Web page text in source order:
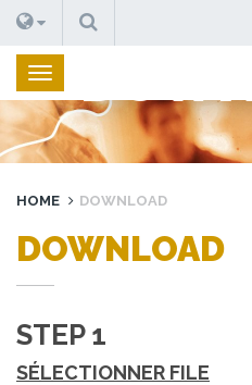
RECHERCHE
HOME DOWNLOAD
DOWNLOAD
STEP 1
SÉLECTIONNER FILE